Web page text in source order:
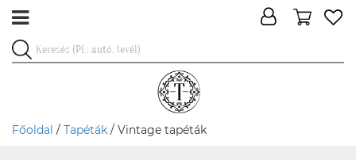
Főoldal / Tapéták / Vintage tapéták